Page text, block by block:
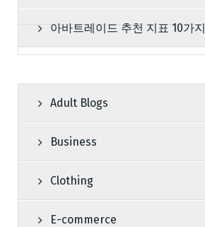
아바트레이드 추천 지표 10가지
Adult Blogs
Business
Clothing
E-commerce